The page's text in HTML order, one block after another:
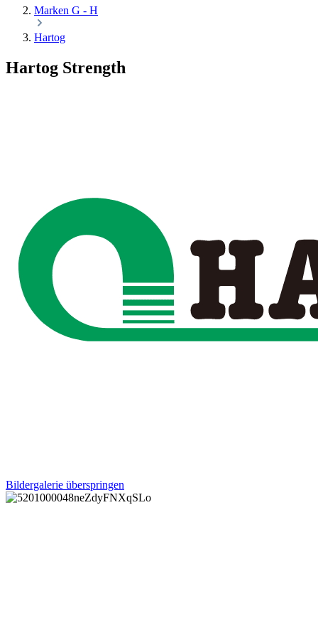
Marken G - H
Hartog
Hartog Strength
Bildergalerie überspringen